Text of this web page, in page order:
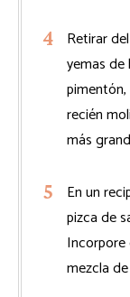
Retirar
yemas de
recién
más
En un
pizca de
Incorpore
mezcla